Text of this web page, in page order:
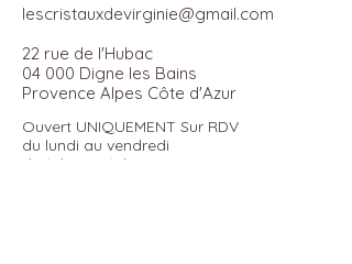
lescristauxdevirginie@gmail.com
22 rue de l'Hubac
04 000 Digne les Bains
Provence Alpes Côte d'Azur
Ouvert UNIQUEMENT Sur RDV
du lundi au vendredi
de 14h00 à 18h00